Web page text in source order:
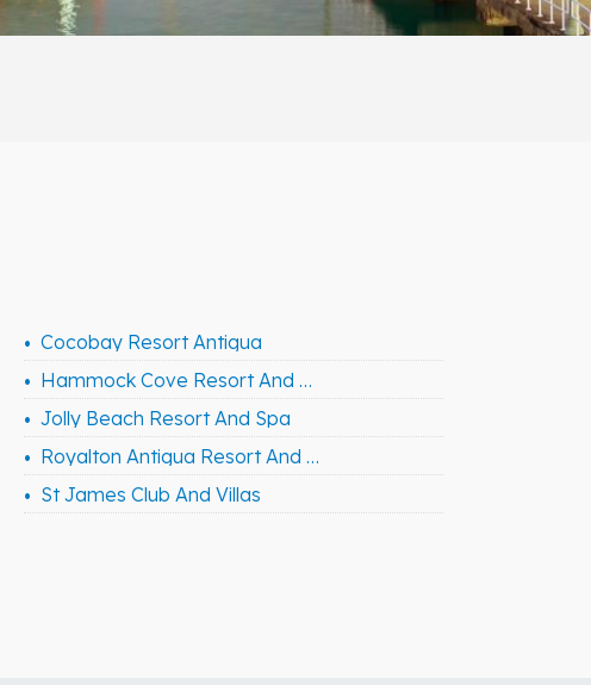
Cocobay Resort Antigua
Hammock Cove Resort And Spa
Jolly Beach Resort And Spa
Royalton Antigua Resort And Spa
St James Club And Villas